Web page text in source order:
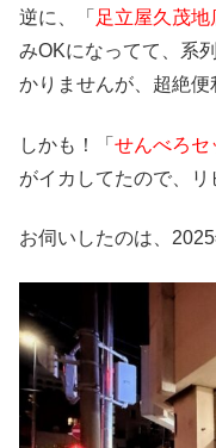
逆に、「 足立屋久茂地
みOKになってて、系
かりませんが、超絶便
しかも！「 せんべろセ
がイカしてたので、リ
お伺いしたのは、